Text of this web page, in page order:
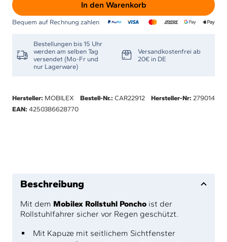
In den Warenkorb
Bequem auf Rechnung zahlen
Bestellungen bis 15 Uhr
werden am selben Tag
versendet (Mo-Fr und
nur Lagerware)
Versandkostenfrei ab
20€ in DE
Hersteller: MOBILEX Bestell-Nr.: CAR22912 Hersteller-Nr: 279014
EAN: 4250386628770
Beschreibung
Mit dem Mobilex Rollstuhl Poncho ist der
Rollstuhlfahrer sicher vor Regen geschützt.
Mit Kapuze mit seitlichem Sichtfenster